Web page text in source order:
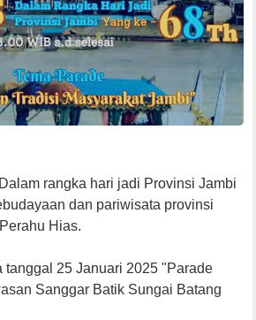
rangka hari jadi Provinsi Jambi
dan pariwisata provinsi
Hias.
tanggal 25 Januari 2025 "Parade
Sanggar Batik Sungai Batang